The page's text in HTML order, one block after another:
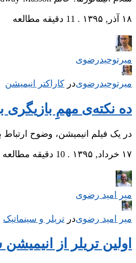
۱۸ آذر, ۱۳۹۵
. 11 دقیقه مطالعه
میر‌توحیدرضوی
میر‌توحیدرضویدر کاراکتر انیمیشن
ده نکته‌ی مهمِ بازیگری
در یک فیلم انیمیشن، وضوح
۱۷ خرداد, ۱۳۹۵
. 10 دقیقه مطالعه
میر امید رضوی
میر امید رضویدر تریلر و سینماتیک
اولین تریلر از